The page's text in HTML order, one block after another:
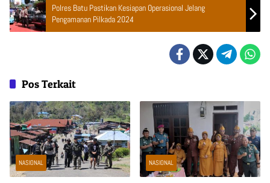
Polres Batu Pastikan Kesiapan Operasional Jelang
Pengamanan Pilkada 2024
Pos Terkait
NASIONAL NASIONAL